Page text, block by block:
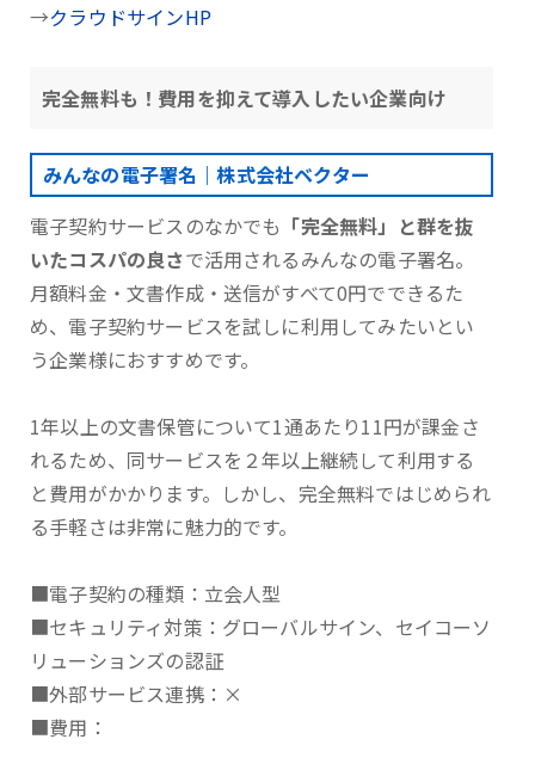
→クラウドサインHP
完全無料も！費用を抑えて導入したい企業向け
みんなの電子署名｜株式会社ベクター
電子契約サービスのなかでも 「完全無料」と群を抜
いたコスパの良さで活用されるみんなの電子署名。
月額料金・文書作成・送信がすべて0円でできるた
め、電子契約サービスを試しに利用してみたいとい
う企業様におすすめです。
1年以上の文書保管について1通あたり11円が課金さ
れるため、同サービスを２年以上継続して利用する
と費用がかかります。しかし、完全無料ではじめられ
る手軽さは非常に魅力的です。
■電子契約の種類：立会人型
■セキュリティ対策：グローバルサイン、セイコーソ
リューションズの認証
■外部サービス連携：×
■費用：